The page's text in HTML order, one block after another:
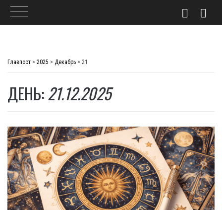
Главпост > 2025 > Декабрь > 21
ДЕНЬ:21.12.2025